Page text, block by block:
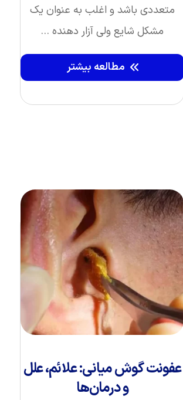
متعددی باشد و اغلب به عنوان یک
مشکل شایع ولی آزار دهنده ...
مطالعه بیشتر
عفونت گوش میانی: علائم، علل
و درمان‌ها